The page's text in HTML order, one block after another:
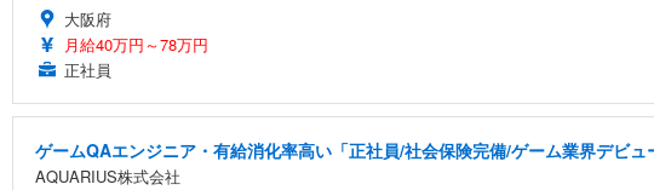
大阪府
月給40万円～78万円
正社員
ゲームQAエンジニア・有給消化率高い「正社員/社会保険完備/ゲーム業界デビ
AQUARIUS株式会社